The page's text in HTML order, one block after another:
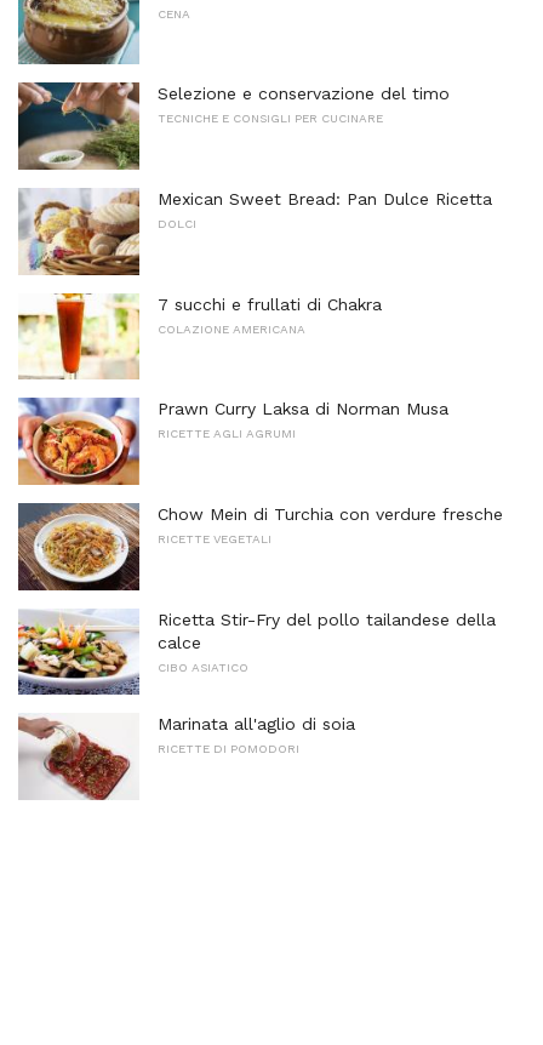
CENA
Selezione e conservazione del timo
TECNICHE E CONSIGLI PER CUCINARE
Mexican Sweet Bread: Pan Dulce Ricetta
DOLCI
7 succhi e frullati di Chakra
COLAZIONE AMERICANA
Prawn Curry Laksa di Norman Musa
RICETTE AGLI AGRUMI
Chow Mein di Turchia con verdure fresche
RICETTE VEGETALI
Ricetta Stir-Fry del pollo tailandese della
calce
CIBO ASIATICO
Marinata all'aglio di soia
RICETTE DI POMODORI